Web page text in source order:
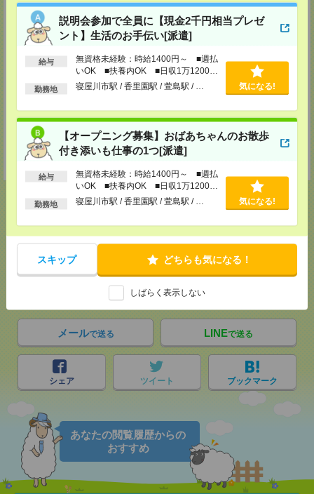
説明会参加で全員に【現金2千円相当プレゼ
ント】生活のお手伝い[派遣]
給与
無資格未経験：時給1400円～ ■週払
いOK ■扶養内OK ■日収1万1200円
以上
勤務地 寝屋川市駅 / 香里園駅 / 萱島駅 / … 気になる!
【オープニング募集】おばあちゃんのお散歩
付き添いも仕事の1つ[派遣]
給与
無資格未経験：時給1400円～ ■週払
いOK ■扶養内OK ■日収1万1200円
以上
勤務地 寝屋川市駅 / 香里園駅 / 萱島駅 / … 気になる!
スキップ どちらも気になる！
しばらく表示しない
TEL：0798-38-5901
FAX：0798-38-5905
担当：採用担当
和歌山サテライトオフィス
〒640-8154 和歌山県和歌山市六番丁5 和歌山六番丁801ビル5F
TEL：073-436-9765
FAX：073-423-8405
神戸介護オフィス・神戸医療オフィス
兵庫県神戸市中央区小野柄通4-1-22 アーバンエース三宮ビル9F
TEL：078-222-8435
担当：採用担当
応募ページへ
気になる！
メールで送る LINEで送る
シェア ツイート ブックマーク
あなたの閲覧履歴からの
おすすめ